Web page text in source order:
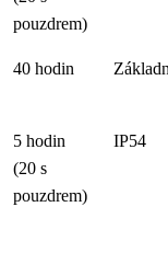
pouzdrem)
40 hodin
5 hodin
(20 s
pouzdrem)
IP54